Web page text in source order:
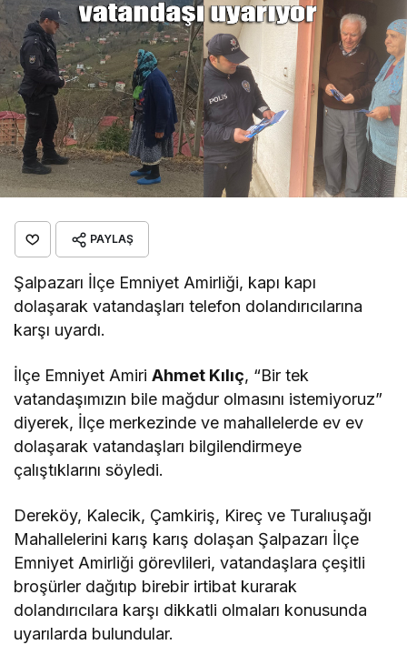
PAYLAŞ
Şalpazarı İlçe Emniyet Amirliği, kapı kapı
dolaşarak vatandaşları telefon dolandırıcılarına
karşı uyardı.
İlçe Emniyet AmiriAhmet Kılıç, “Bir tek
vatandaşımızın bile mağdur olmasını istemiyoruz”
diyerek, İlçe merkezinde ve mahallelerde ev ev
dolaşarak vatandaşları bilgilendirmeye
çalıştıklarını söyledi.
Dereköy, Kalecik, Çamkiriş, Kireç ve Turalıuşağı
Mahallelerini karış karış dolaşan Şalpazarı İlçe
Emniyet Amirliği görevlileri, vatandaşlara çeşitli
broşürler dağıtıp birebir irtibat kurarak
dolandırıcılara karşı dikkatli olmaları konusunda
uyarılarda bulundular.